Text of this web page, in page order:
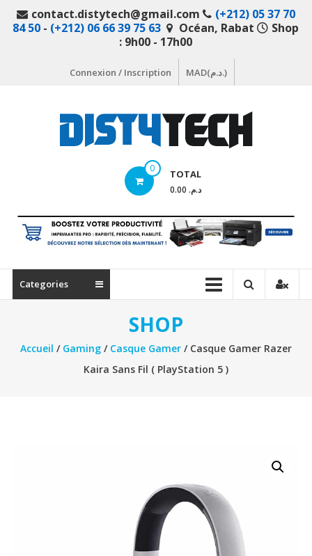
contact.distytech@gmail.com
(+212) 05 37 70
84 50 - (+212) 06 66 39 75 63 Océan, Rabat
Shop
: 9h00 - 17h00
Connexion / Inscription MAD(د.م.)
en
ligne
matériel
informatique
0 TOTAL
د.م. 0.00
Categories
SHOP
Accueil / Gaming/ Casque Gamer/ Casque Gamer Razer
Kaira Sans Fil ( PlayStation 5 )